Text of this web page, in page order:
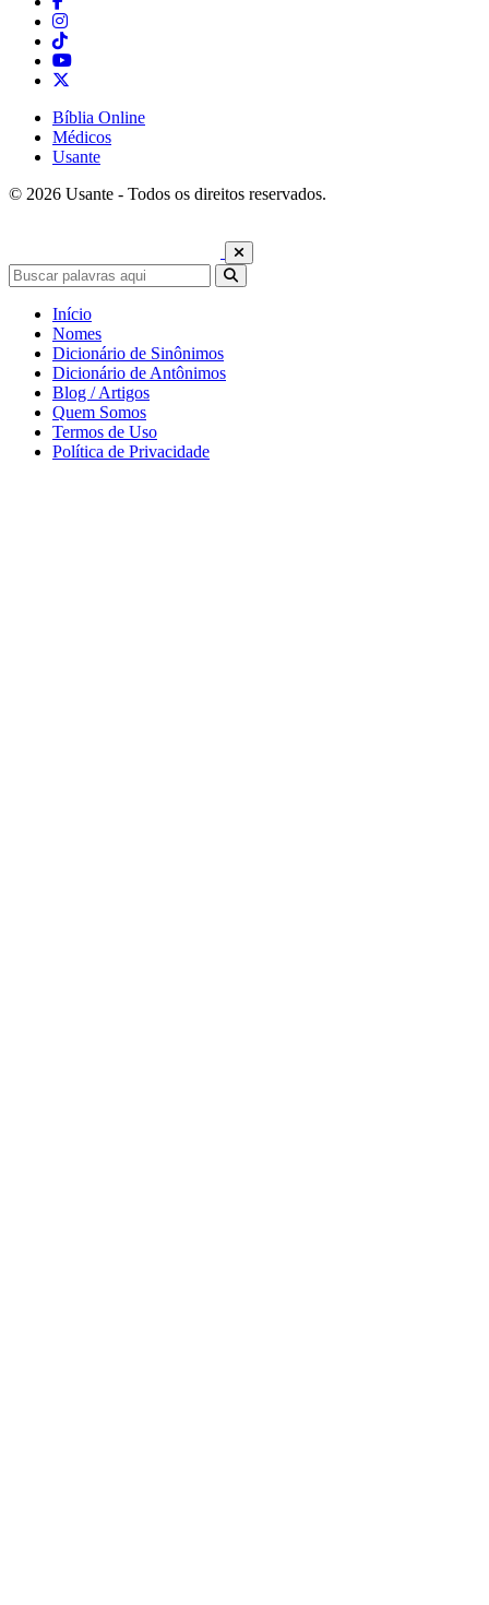
Bíblia Online
Médicos
Usante
© 2026 Usante - Todos os direitos reservados.
Início
Nomes
Dicionário de Sinônimos
Dicionário de Antônimos
Blog / Artigos
Quem Somos
Termos de Uso
Política de Privacidade